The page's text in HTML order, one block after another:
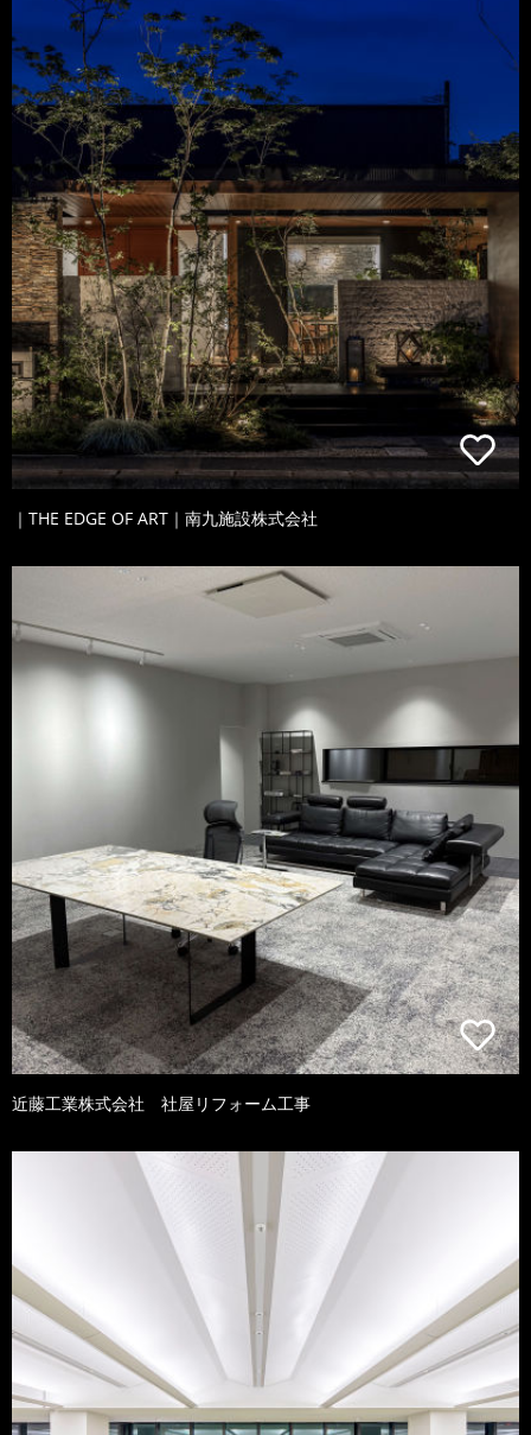
｜THE EDGE OF ART｜南九施設株式会社
近藤工業株式会社 社屋リフォーム工事